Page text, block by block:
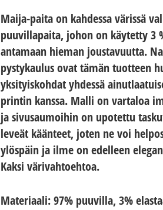
Maija-paita on kahdessa värissä
puuvillapaita, johon on käytetty 3
antamaan hieman joustavuutta.
pystykaulus ovat tämän tuotteen
yksityiskohdat yhdessä
printin kanssa. Malli on vartaloa
ja sivusaumoihin on upotettu
leveät käänteet, joten ne voi
ylöspäin ja ilme on edelleen
Kaksi värivahtoehtoa.
Materiaali: 97% puuvilla, 3%